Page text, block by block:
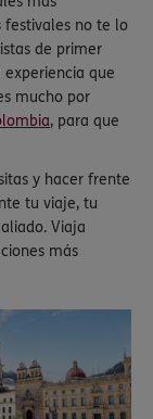
festivales no te lo
de primer
que
mucho por
, para que
y hacer frente
tu viaje, tu
Viaja
más